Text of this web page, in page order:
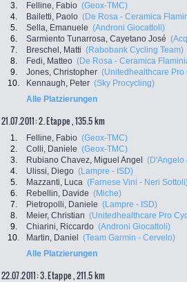
3.
Felline, Fabio (Geox-TMC)
4.
Bailetti, Paolo (De Rosa - Ceramica
5.
Sella, Emanuele (Androni Giocattoli)
6.
Sarmiento Tunarrosa, Cayetano José
7.
Breschel, Matti (Rabobank Cycling Team)
8.
Fedi, Matteo (De Rosa - Ceramica
9.
Jones, Christopher (Unitedhealthcare Pro
10.
Kennaugh, Peter (Sky Procycling)
Alle Platzierungen
21.07.2011: 2. Etappe , 135.5 km
1. Felline, Fabio (Geox-TMC)
2.
Colli, Daniele (Geox-TMC)
3.
Rubiano Chavez, Miguel Angel (D'Angelo
4.
Ulissi, Diego (Lampre - ISD)
5.
Mazzanti, Luca (Farnese Vini - Neri
6.
Rebellin, Davide (Miche)
7.
Pietropolli, Daniele (Lampre - ISD)
8.
Meier, Christian (Unitedhealthcare Pro
9.
Chiarini, Riccardo (Androni Giocattoli)
10.
Martin, Daniel (Team Garmin - Cervelo)
Alle Platzierungen
22.07.2011: 3. Etappe , 211.5 km
Facebook
Twitter
Newsletter: